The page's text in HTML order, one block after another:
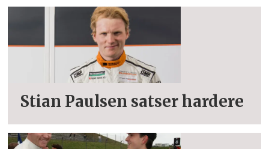
Stian Paulsen satser hardere